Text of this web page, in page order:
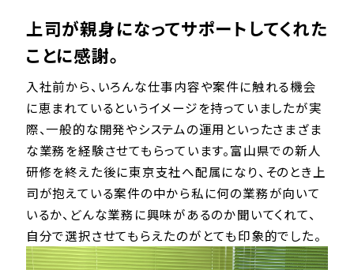
上司が親身になってサポートしてくれた
ことに感謝。
入社前から、いろんな仕事内容や案件に触れる機会
に恵まれているというイメージを持っていましたが実
際、一般的な開発やシステムの運用といったさまざま
な業務を経験させてもらっています。富山県での新人
研修を終えた後に東京支社へ配属になり、そのとき上
司が抱えている案件の中から私に何の業務が向いて
いるか、どんな業務に興味があるのか聞いてくれて、
自分で選択させてもらえたのがとても印象的でした。